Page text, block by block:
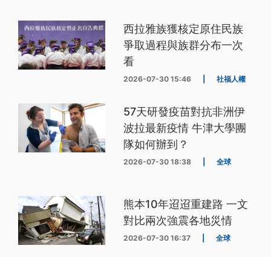
西拉雅族獲核定原住民族
爭取過程與族群分布一次
看
2026-07-30 15:46 社福人權
57天研發疫苗對抗非洲伊
波拉最新疫情 牛津大學團
隊如何辦到？
2026-07-30 18:38 全球
熊本10年迢迢重建路 一文
對比兩次強震各地災情
2026-07-30 16:37 全球